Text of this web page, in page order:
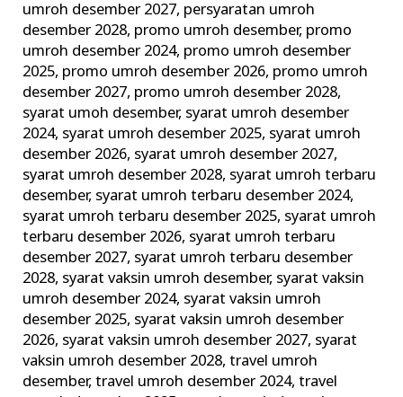
umroh desember 2027, persyaratan umroh
desember 2028, promo umroh desember, promo
umroh desember 2024, promo umroh desember
2025, promo umroh desember 2026, promo umroh
desember 2027, promo umroh desember 2028,
syarat umoh desember, syarat umroh desember
2024, syarat umroh desember 2025, syarat umroh
desember 2026, syarat umroh desember 2027,
syarat umroh desember 2028, syarat umroh terbaru
desember, syarat umroh terbaru desember 2024,
syarat umroh terbaru desember 2025, syarat umroh
terbaru desember 2026, syarat umroh terbaru
desember 2027, syarat umroh terbaru desember
2028, syarat vaksin umroh desember, syarat vaksin
umroh desember 2024, syarat vaksin umroh
desember 2025, syarat vaksin umroh desember
2026, syarat vaksin umroh desember 2027, syarat
vaksin umroh desember 2028,travel umroh
desember,travel umroh desember 2024,travel